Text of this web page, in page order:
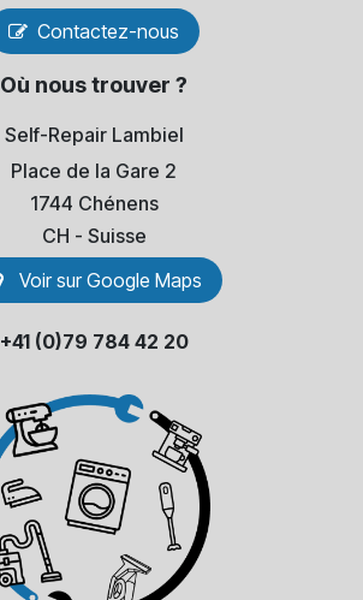
Contactez-nous
Où nous trouver ?
Self-Repair Lambiel
Place de la Gare 2
1744 Chénens
​CH - Suisse
Voir sur Go​​ogle Maps
+41 (0)79 784 42 20